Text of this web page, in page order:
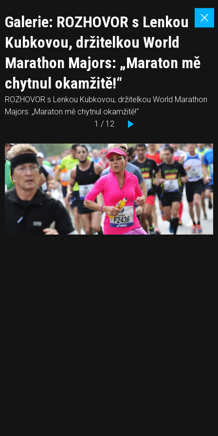
Galerie: ROZHOVOR s Lenkou
Kubkovou, držitelkou World
Marathon Majors: „Maraton mě
chytnul okamžitě!“
ROZHOVOR s Lenkou Kubkovou, držitelkou World Marathon
Majors: „Maraton mě chytnul okamžitě!“
1 / 12